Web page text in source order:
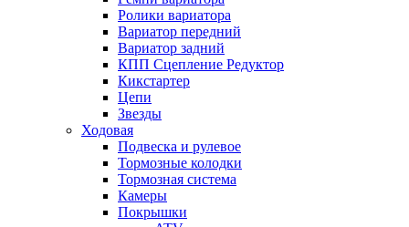
Ролики вариатора
Вариатор передний
Вариатор задний
КПП Сцепление Редуктор
Кикстартер
Цепи
Звезды
Ходовая
Подвеска и рулевое
Тормозные колодки
Тормозная система
Камеры
Покрышки